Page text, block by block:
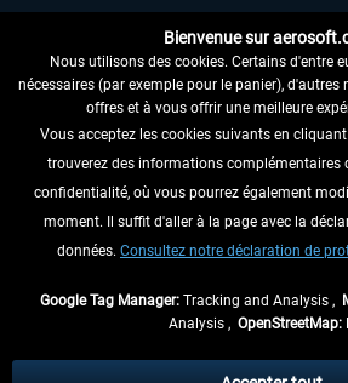
RENONCER AU CONTRAT ICI
INFORMATIONS
NE MANQUEZ PAS LES
échéant, frais de remboursement, si aucune
Bienvenue sur
Nous utilisons des cookies. Certains d'entre
nécessaires (par exemple pour le panier),
offres et à vous offrir une meilleure
Vous acceptez les cookies suivants en
trouverez des informations complémentaires
confidentialité, où vous pourrez également
moment. Il suffit d'aller à la page avec la
données. Consultez notre déclaration de
Google Tag Manager: Tracking and Analysis ,
Analysis , OpenStreetMap: